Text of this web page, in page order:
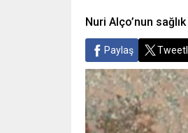
Nuri Alço’nun
Paylaş